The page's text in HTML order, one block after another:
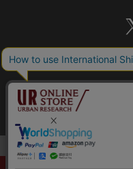
©URBAN